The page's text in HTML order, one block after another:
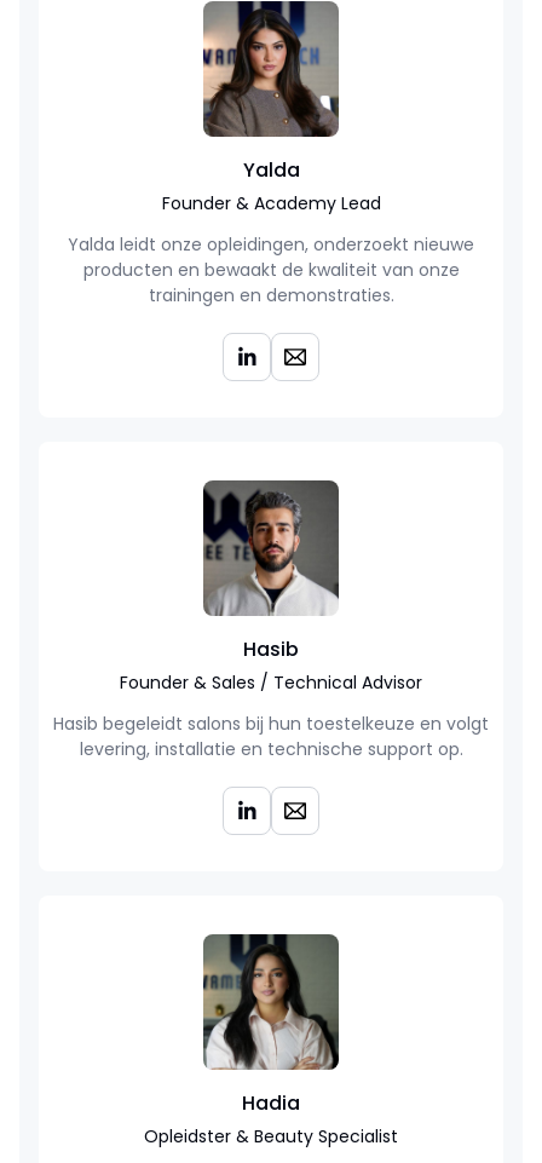
Yalda
Founder & Academy Lead
Yalda leidt onze opleidingen, onderzoekt nieuwe
producten en bewaakt de kwaliteit van onze
trainingen en demonstraties.
Hasib
Founder & Sales / Technical Advisor
Hasib begeleidt salons bij hun toestelkeuze en volgt
levering, installatie en technische support op.
Hadia
Opleidster & Beauty Specialist